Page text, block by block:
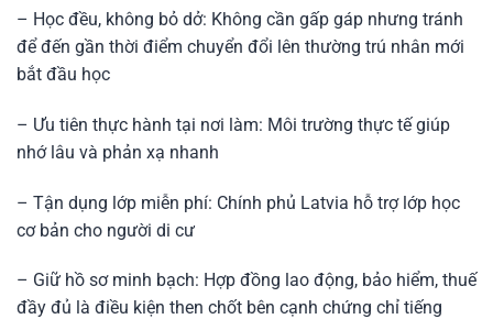
– Học đều, không bỏ dở: Không cần gấp gáp nhưng tránh
để đến gần thời điểm chuyển đổi lên thường trú nhân mới
bắt đầu học
– Ưu tiên thực hành tại nơi làm: Môi trường thực tế giúp
nhớ lâu và phản xạ nhanh
– Tận dụng lớp miễn phí: Chính phủ Latvia hỗ trợ lớp học
cơ bản cho người di cư
– Giữ hồ sơ minh bạch: Hợp đồng lao động, bảo hiểm, thuế
đầy đủ là điều kiện then chốt bên cạnh chứng chỉ tiếng